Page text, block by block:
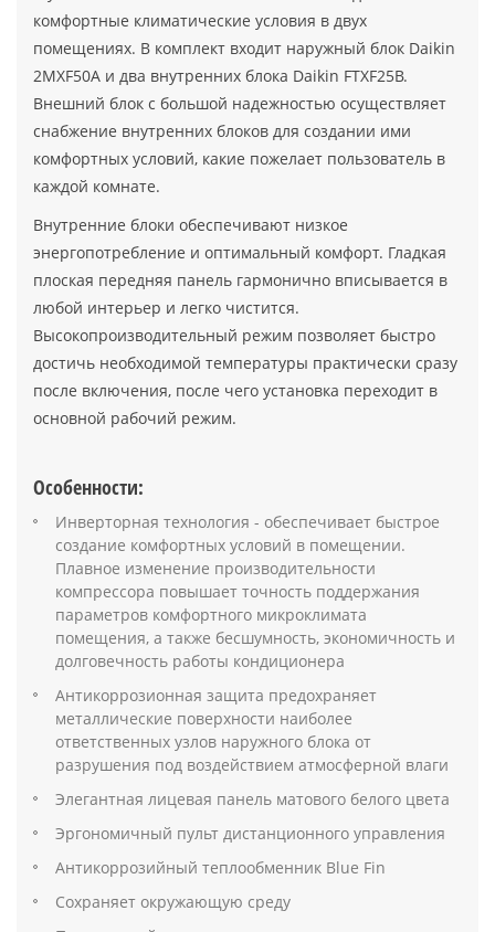
комфортные климатические условия в двух
помещениях. В комплект входит наружный блок Daikin
2MXF50A и два внутренних блока Daikin FTXF25B.
Внешний блок с большой надежностью осуществляет
снабжение внутренних блоков для создании ими
комфортных условий, какие пожелает пользователь в
каждой комнате.
Внутренние блоки обеспечивают низкое
энергопотребление и оптимальный комфорт. Гладкая
плоская передняя панель гармонично вписывается в
любой интерьер и легко чистится.
Высокопроизводительный режим позволяет быстро
достичь необходимой температуры практически сразу
после включения, после чего установка переходит в
основной рабочий режим.
Особенности:
Инверторная технология - обеспечивает быстрое
создание комфортных условий в помещении.
Плавное изменение производительности
компрессора повышает точность поддержания
параметров комфортного микроклимата
помещения, а также бесшумность, экономичность и
долговечность работы кондиционера
Антикоррозионная защита предохраняет
металлические поверхности наиболее
ответственных узлов наружного блока от
разрушения под воздействием атмосферной влаги
Элегантная лицевая панель матового белого цвета
Эргономичный пульт дистанционного управления
Антикоррозийный теплообменник Blue Fin
Сохраняет окружающую среду